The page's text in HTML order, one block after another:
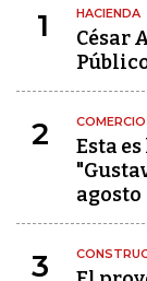
1 HACIENDA
César
2 COMERCIO
Esta
agosto
3